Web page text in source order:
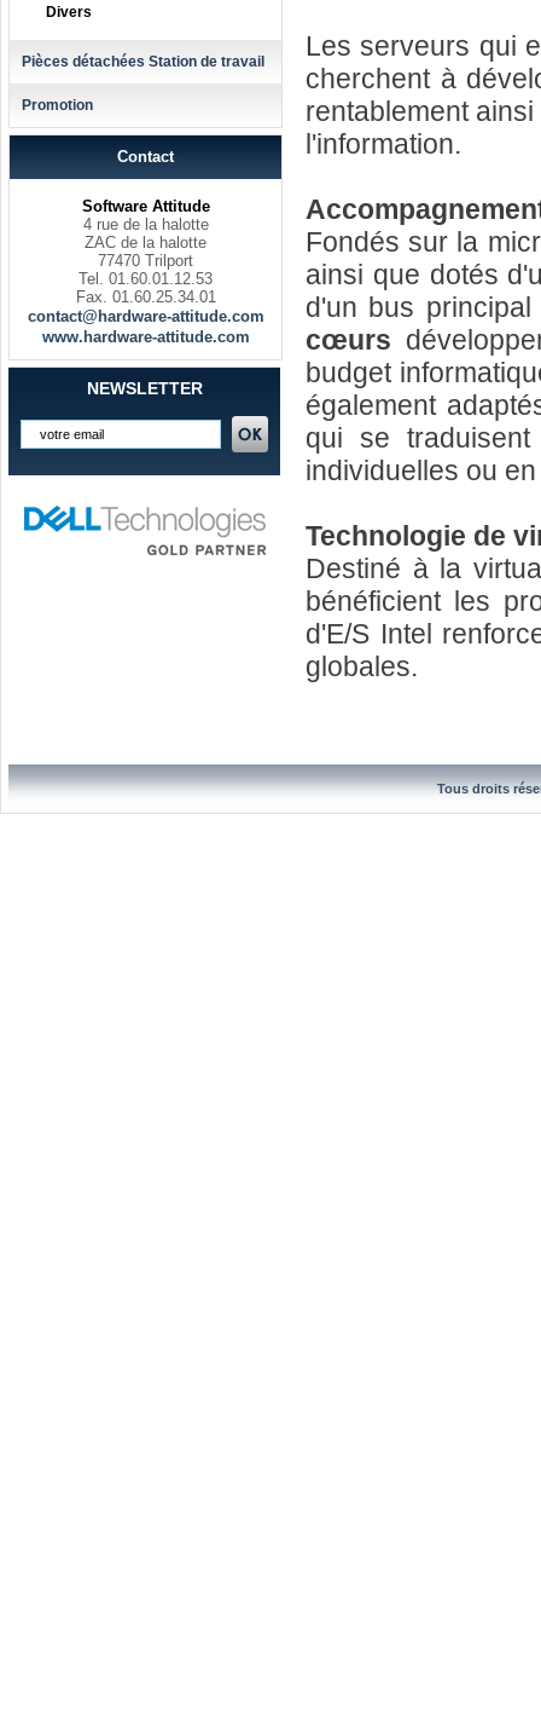
Divers
Pièces détachées Station de travail
Promotion
Contact
Software Attitude
4 rue de la halotte
ZAC de la halotte
77470 Trilport
Tel. 01.60.01.12.53
Fax. 01.60.25.34.01
contact@hardware-attitude.com
www.hardware-attitude.com
NEWSLETTER
Les serveurs qui
cherchent à
rentablement
l'information.
Fondés sur la
ainsi que dotés
d'un bus
cœurs
budget
également
qui se
individuelles ou
Technologie de
Destiné à la
bénéficient les
d'E/S Intel
globales.
Tous droits